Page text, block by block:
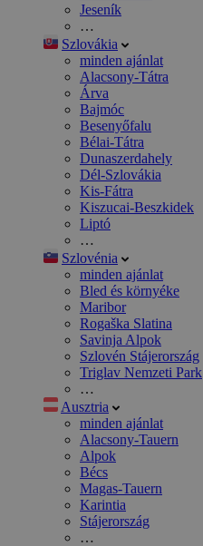
Jeseník
…
Szlovákia
minden ajánlat
Alacsony-Tátra
Árva
Bajmóc
Besenyőfalu
Bélai-Tátra
Dunaszerdahely
Dél-Szlovákia
Kis-Fátra
Kiszucai-Beszkidek
Liptó
…
Szlovénia
minden ajánlat
Bled és környéke
Maribor
Rogaška Slatina
Savinja Alpok
Szlovén Stájerország
Triglav Nemzeti Park
…
Ausztria
minden ajánlat
Alacsony-Tauern
Alpok
Bécs
Magas-Tauern
Karintia
Stájerország
…